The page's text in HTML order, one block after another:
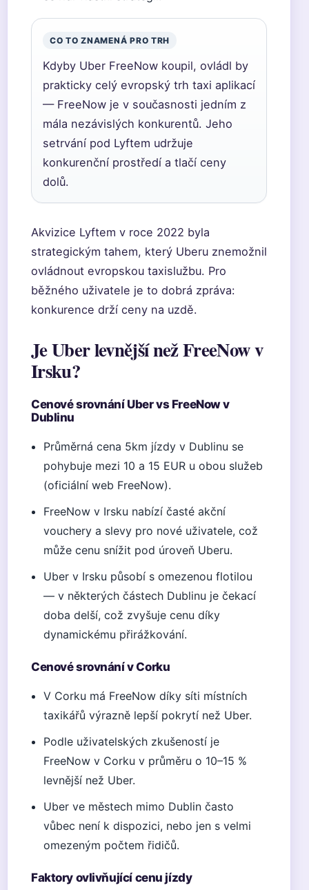
CO TO ZNAMENÁ PRO TRH
Kdyby Uber FreeNow koupil, ovládl by
prakticky celý evropský trh taxi aplikací
— FreeNow je v současnosti jedním z
mála nezávislých konkurentů. Jeho
setrvání pod Lyftem udržuje
konkurenční prostředí a tlačí ceny
dolů.
Akvizice Lyftem v roce 2022 byla
strategickým tahem, který Uberu znemožnil
ovládnout evropskou taxislužbu. Pro
běžného uživatele je to dobrá zpráva:
konkurence drží ceny na uzdě.
Je Uber levnější než FreeNow v
Irsku?
Cenové srovnání Uber vs FreeNow v
Dublinu
Průměrná cena 5km jízdy v Dublinu se
pohybuje mezi 10 a 15 EUR u obou služeb
(oficiální web FreeNow).
FreeNow v Irsku nabízí časté akční
vouchery a slevy pro nové uživatele, což
může cenu snížit pod úroveň Uberu.
Uber v Irsku působí s omezenou flotilou
— v některých částech Dublinu je čekací
doba delší, což zvyšuje cenu díky
dynamickému přirážkování.
Cenové srovnání v Corku
V Corku má FreeNow díky síti místních
taxikářů výrazně lepší pokrytí než Uber.
Podle uživatelských zkušeností je
FreeNow v Corku v průměru o 10–15 %
levnější než Uber.
Uber ve městech mimo Dublin často
vůbec není k dispozici, nebo jen s velmi
omezeným počtem řidičů.
Faktory ovlivňující cenu jízdy